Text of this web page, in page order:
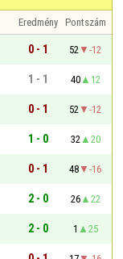
Eredmény Pontszám
0 - 1 52
-12
1 - 1 40
12
0 - 1 52
-12
1 - 0 32
20
0 - 1 48
-16
2 - 0 26
22
2 - 0 1
25